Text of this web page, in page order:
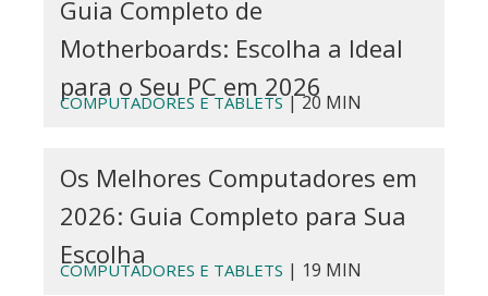
Guia Completo de
Motherboards: Escolha a Ideal
para o Seu PC em 2026
COMPUTADORES E TABLETS| 20 MIN
Os Melhores Computadores em
2026: Guia Completo para Sua
Escolha
COMPUTADORES E TABLETS | 19 MIN